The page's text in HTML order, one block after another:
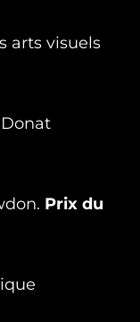
arts visuels
Prix du